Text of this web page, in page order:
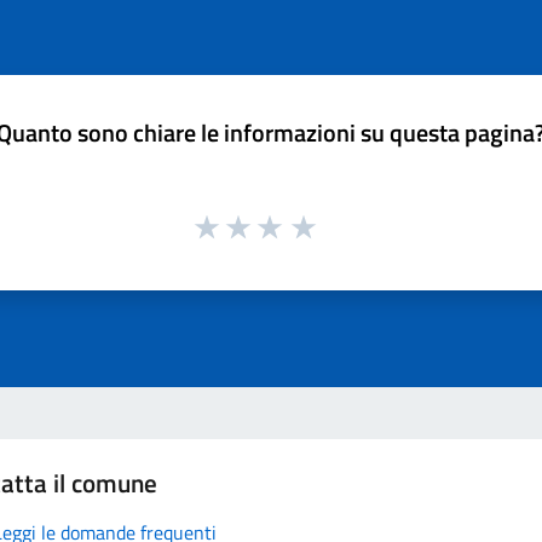
sono chiare le informazioni su questa
il comune
le domande frequenti